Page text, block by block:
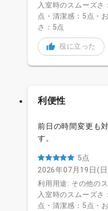
入室時のスムーズ
点・清潔感：5点・
さ：5点
役に立った
利便性
前日の時間変更も
す。
5点
2026年07月19日(
利用用途: その他の
入室時のスムーズ
点・清潔感：5点・